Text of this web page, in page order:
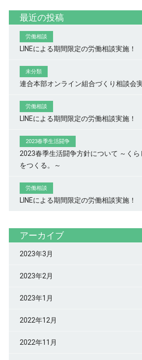
最近の投稿
労働相談
LINEによる期間限定の労働相談実施！
未分類
連合本部オンライン組合づくり相談会
労働相談
LINEによる期間限定の労働相談実施！
2023春季生活闘争
2023春季生活闘争方針について ～く
をつくる。～
労働相談
LINEによる期間限定の労働相談実施！
アーカイブ
2023年3月
2023年2月
2023年1月
2022年12月
2022年11月